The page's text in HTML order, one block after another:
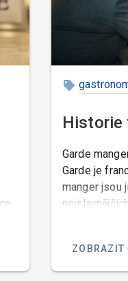
Historie
Garde
Garde je
manger jsou
Antoine
ZOBRAZIT